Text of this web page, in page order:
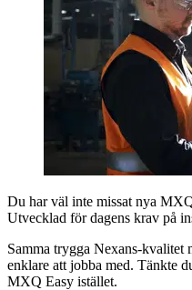
Du har väl inte missat nya
Utvecklad för dagens krav på
Samma trygga Nexans-kvalitet
enklare att jobba med. Tänkte
MXQ Easy istället.